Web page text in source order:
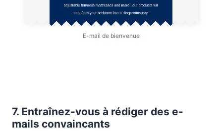
E-mail de bienvenue
7. Entraînez-vous à rédiger des e-
mails convaincants